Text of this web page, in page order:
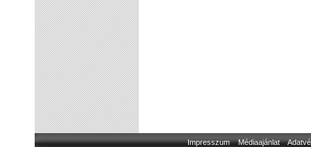
Impresszum Médiaajánlat